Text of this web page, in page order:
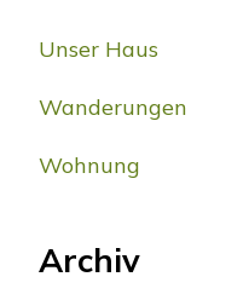
Unser Haus
Wanderungen
Wohnung
Archiv